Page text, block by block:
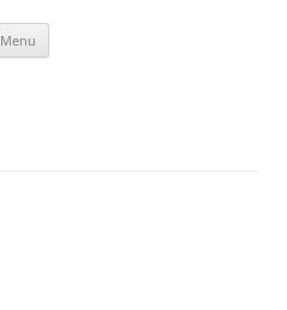
Menu